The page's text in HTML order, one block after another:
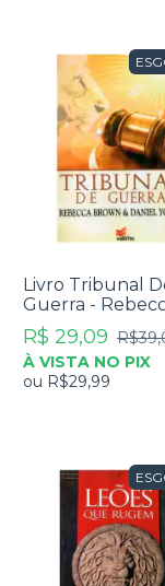
Livro Tribunal
Guerra -
Brown
R$ 29,09
À VISTA NO PIX
ou R$29,99